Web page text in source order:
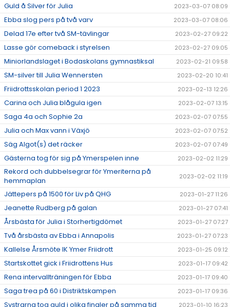
Guld å Silver för Julia 2023-03-07 08:09
Ebba slog pers på två varv 2023-03-07 08:06
Delad 17e efter två SM-tävlingar 2023-02-27 09:22
Lasse gör comeback i styrelsen 2023-02-27 09:05
Miniorlandslaget i Bodaskolans gymnastiksal 2023-02-21 09:58
SM-silver till Julia Wennersten 2023-02-20 10:41
Friidrottsskolan period 1 2023 2023-02-13 12:26
Carina och Julia blågula igen 2023-02-07 13:15
Saga 4a och Sophie 2a 2023-02-07 07:55
Julia och Max vann i Växjö 2023-02-07 07:52
Säg Algot(s) det räcker 2023-02-07 07:49
Gästerna tog för sig på Ymerspelen inne 2023-02-02 11:29
Rekord och dubbelsegrar för Ymeriterna på
hemmaplan
2023-02-02 11:19
Jättepers på 1500 för Liv på QHG 2023-01-27 11:26
Jeanette Rudberg på galan 2023-01-27 07:41
Årsbästa för Julia i Storhertigdömet 2023-01-27 07:27
Två årsbästa av Ebba i Annapolis 2023-01-27 07:23
Kallelse Årsmöte IK Ymer Friidrott 2023-01-25 09:12
Startskottet gick i Friidrottens Hus 2023-01-17 09:42
Rena intervallträningen för Ebba 2023-01-17 09:40
Saga trea på 60 i Distriktskampen 2023-01-17 09:36
Systrarna tog guld i olika finaler på samma tid 2023-01-10 16:23